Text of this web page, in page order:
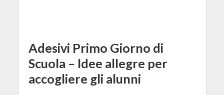
Adesivi Primo Giorno di
Scuola – Idee allegre per
accogliere gli alunni